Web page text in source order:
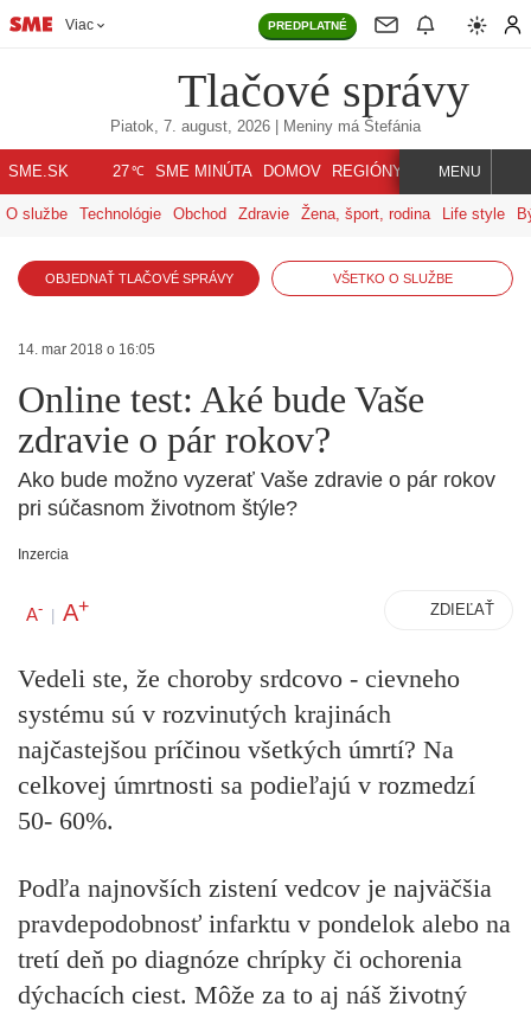
Viac PREDPLATNÉ
Tlačové správy
Piatok, 7. august, 2026 | Meniny má Štefánia
SME.SK 27℃ SME MINÚTA DOMOV REGIÓNY INDEX SVET
MENU
O službe Technológie Obchod Zdravie Žena, šport, rodina Life style
OBJEDNAŤ TLAČOVÉ SPRÁVY VŠETKO O SLUŽBE
14. mar 2018 o 16:05
Online test: Aké bude Vaše
zdravie o pár rokov?
Ako bude možno vyzerať Vaše zdravie o pár rokov
pri súčasnom životnom štýle?
Inzercia
A- | A+ ZDIEĽAŤ
Vedeli ste, že choroby srdcovo - cievneho
systému sú v rozvinutých krajinách
najčastejšou príčinou všetkých úmrtí? Na
celkovej úmrtnosti sa podieľajú v rozmedzí
50- 60%.
Podľa najnovších zistení vedcov je najväčšia
pravdepodobnosť infarktu v pondelok alebo na
tretí deň po diagnóze chrípky či ochorenia
dýchacích ciest. Môže za to aj náš životný